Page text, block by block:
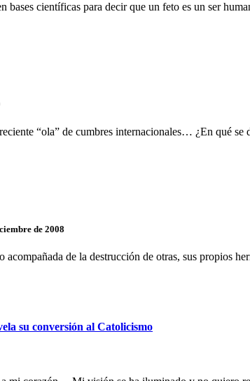
bases científicas para decir que un feto es un ser
“ola” de cumbres internacionales… ¿En qué se
de 2008
de la destrucción de otras, sus propios
su conversión al Catolicismo